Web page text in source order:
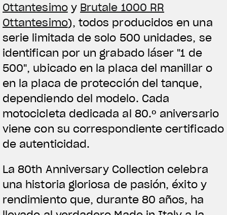
Ottantesimoy Brutale 1000 RR
Ottantesimo), todos producidos en una
serie limitada de solo 500 unidades, se
identifican por un grabado láser "1 de
500", ubicado en la placa del manillar o
en la placa de protección del tanque,
dependiendo del modelo. Cada
motocicleta dedicada al 80.º aniversario
viene con su correspondiente certificado
de autenticidad.
La 80th Anniversary Collection celebra
una historia gloriosa de pasión, éxito y
rendimiento que, durante 80 años, ha